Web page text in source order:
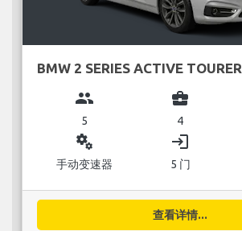
BMW 2 SERIES ACTIVE TOURER
group
5
business_center
4
miscellaneous_services
手动变速器
login
5 门
查看详情...